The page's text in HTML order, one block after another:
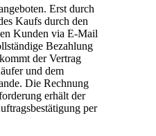
Erst durch
Kaufs durch den
Kunden via E-Mail
Bezahlung
der Vertrag
und dem
Die Rechnung
erhält der
per